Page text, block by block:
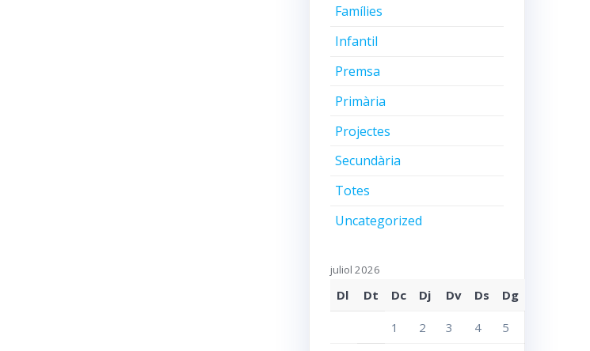
Famílies
Infantil
Premsa
Primària
Projectes
Secundària
Totes
Uncategorized
juliol 2026
Dl Dt Dc Dj Dv Ds Dg
1 2 3 4 5